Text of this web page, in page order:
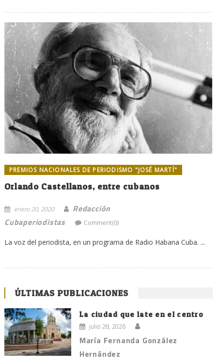
PREMIOS NACIONALES DE PERIODISMO "JOSÉ MARTÍ"
Orlando Castellanos, entre cubanos
enero 20, 2020
Redacción
Cubaperiodistas
Comment(0)
La voz del periodista, en un programa de Radio Habana Cuba. ...
ÚLTIMAS PUBLICACIONES
La ciudad que late en el centro
julio 28, 2026
María Fernanda González
Hernández